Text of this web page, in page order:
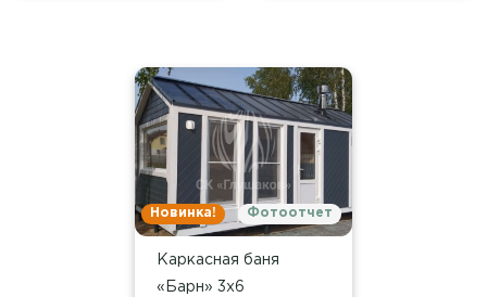
Новинка! Фотоотчет
Каркасная баня
«Барн» 3х6